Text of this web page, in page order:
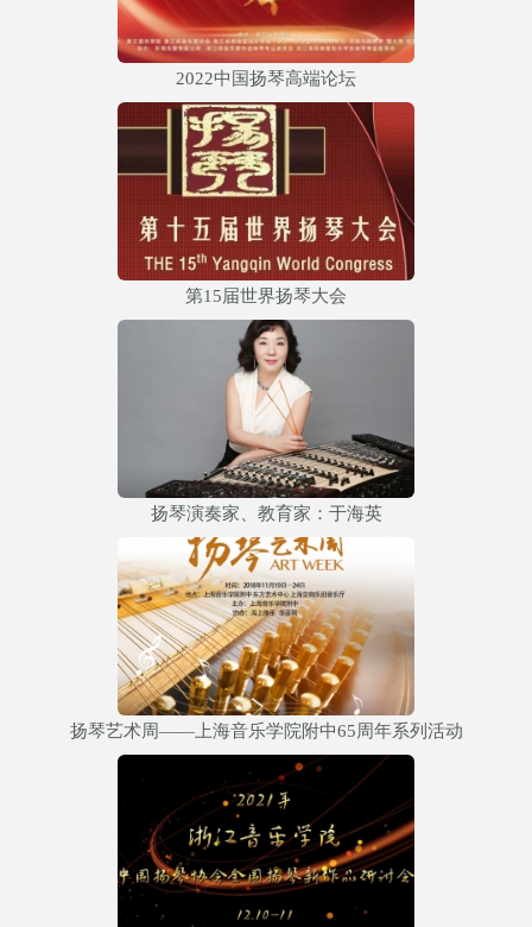
2022中国扬琴高端论坛
第15届世界扬琴大会
扬琴演奏家、教育家：于海英
扬琴艺术周——上海音乐学院附中65周年系列活动